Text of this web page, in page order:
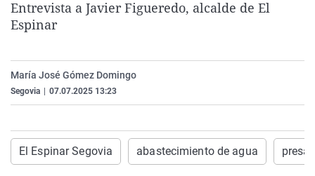
La rosa de los vientos
Como el perro y el
Caso
Equipo de
Extremadura
La Rioja
País Vasco
Virales
Elecciones
Entrevista a Javier Figueredo, alcalde de El
Espinar
María José Gómez Domingo
Segovia 07.07.2025 13:23
El Espinar Segovia abastecimiento de agua presa